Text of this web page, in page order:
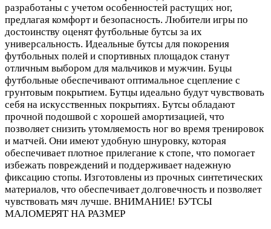
разработаны с учетом особенностей растущих ног,
предлагая комфорт и безопасность. Любители игры по
достоинству оценят футбольные бутсы за их
универсальность. Идеальные бутсы для покорения
футбольных полей и спортивных площадок станут
отличным выбором для мальчиков и мужчин. Буцы
футбольные обеспечивают оптимальное сцепление с
грунтовым покрытием. Бутцы идеально будут чувствовать
себя на искусственных покрытиях. Бутсы обладают
прочной подошвой с хорошей амортизацией, что
позволяет снизить утомляемость ног во время тренировок
и матчей. Они имеют удобную шнуровку, которая
обеспечивает плотное прилегание к стопе, что помогает
избежать повреждений и поддерживает надежную
фиксацию стопы. Изготовлены из прочных синтетических
материалов, что обеспечивает долговечность и позволяет
чувствовать мяч лучше. ВНИМАНИЕ! БУТСЫ
МАЛОМЕРЯТ НА РАЗМЕР